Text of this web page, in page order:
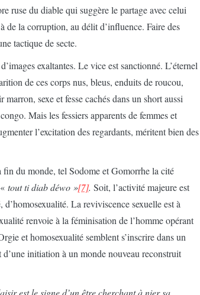
ruse du diable qui suggère le partage avec celui
de la corruption, au délit d’influence. Faire des
tactique de secte.
exaltantes. Le vice est sanctionné. L’éternel
de ces corps nus, bleus, enduits de roucou,
sexe et fesse cachés dans un short aussi
Mais les fessiers apparents de femmes et
l’excitation des regardants, méritent bien des
fin du monde, tel Sodome et Gomorrhe la cité
« tout ti diab déwo »[7]. Soit, l’activité majeure est
d’homosexualité. La reviviscence sexuelle est à
renvoie à la féminisation de l’homme opérant
et homosexualité semblent s’inscrire dans un
initiation à un monde nouveau reconstruit
est le signe d’un être cherchant à nier sa